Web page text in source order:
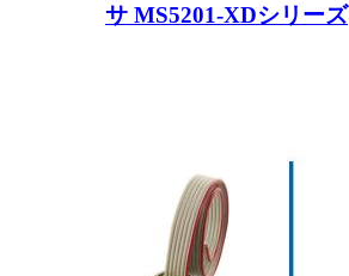
サ MS5201-XDシリーズ